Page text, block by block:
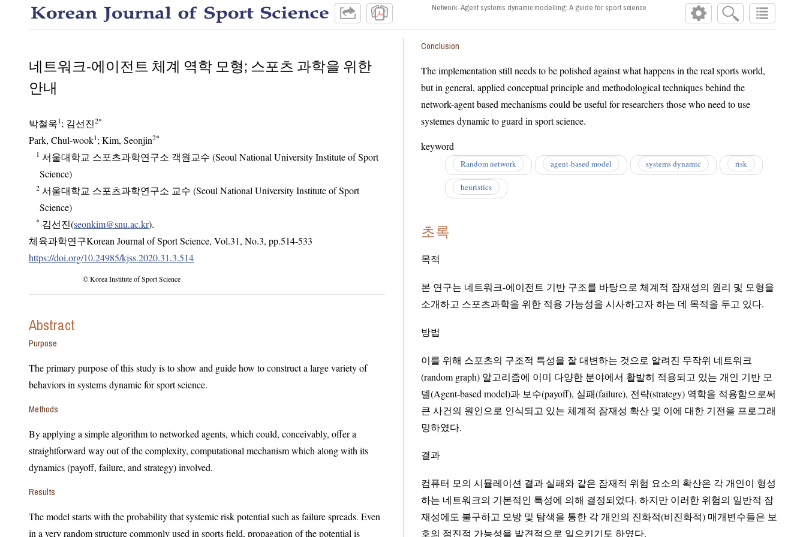
Network-Agent systems dynamic modelling: A guide for sport science
네트워크-에이전트 체계 역학 모형; 스포츠 과학을 위한
안내
박철욱1; 김선진2*
Park, Chul-wook1 ; Kim, Seonjin2*
1 서울대학교 스포츠과학연구소 객원교수 (Seoul National University Institute of Sport
Science)
2 서울대학교 스포츠과학연구소 교수 (Seoul National University Institute of Sport
Science)
* 김선진(seonkim@snu.ac.kr).
체육과학연구Korean Journal of Sport Science, Vol.31, No.3, pp.514-533
https://doi.org/10.24985/kjss.2020.31.3.514
© Korea Institute of Sport Science
Abstract
Purpose
The primary purpose of this study is to show and guide how to construct a large variety of
behaviors in systems dynamic for sport science.
Methods
By applying a simple algorithm to networked agents, which could, conceivably, offer a
straightforward way out of the complexity, computational mechanism which along with its
dynamics (payoff, failure, and strategy) involved.
Results
The model starts with the probability that systemic risk potential such as failure spreads. Even
in a very random structure commonly used in sports field, propagation of the potential is
Conclusion
The implementation still needs to be polished against what happens in the real sports world,
but in general, applied conceptual principle and methodological techniques behind the
network-agent based mechanisms could be useful for researchers those who need to use
systemes dynamic to guard in sport science.
keyword
Random network agent-based model systems dynamic risk
heuristics
초록
목적
본 연구는 네트워크-에이전트 기반 구조를 바탕으로 체계적 잠재성의 원리 및 모형을
소개하고 스포츠과학을 위한 적용 가능성을 시사하고자 하는 데 목적을 두고 있다.
방법
이를 위해 스포츠의 구조적 특성을 잘 대변하는 것으로 알려진 무작위 네트워크
(random graph) 알고리즘에 이미 다양한 분야에서 활발히 적용되고 있는 개인 기반 모
델(Agent-based model)과 보수(payoff), 실패(failure), 전략(strategy) 역학을 적용함으로써
큰 사건의 원인으로 인식되고 있는 체계적 잠재성 확산 및 이에 대한 기전을 프로그래
밍하였다.
결과
컴퓨터 모의 시뮬레이션 결과 실패와 같은 잠재적 위험 요소의 확산은 각 개인이 형성
하는 네트워크의 기본적인 특성에 의해 결정되었다. 하지만 이러한 위험의 일반적 잠
재성에도 불구하고 모방 및 탐색을 통한 각 개인의 진화적(비진화적) 매개변수들은 보
호의 점진적 가능성을 발견적으로 일으키기도 하였다.